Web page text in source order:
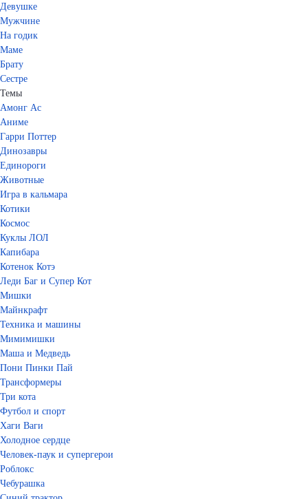
Девушке
Мужчине
На годик
Маме
Брату
Сестре
Темы
Амонг Ас
Аниме
Гарри Поттер
Динозавры
Единороги
Животные
Игра в кальмара
Котики
Космос
Куклы ЛОЛ
Капибара
Котенок Котэ
Леди Баг и Супер Кот
Мишки
Майнкрафт
Техника и машины
Мимимишки
Маша и Медведь
Пони Пинки Пай
Трансформеры
Три кота
Футбол и спорт
Хаги Ваги
Холодное сердце
Человек-паук и супергерои
Роблокс
Чебурашка